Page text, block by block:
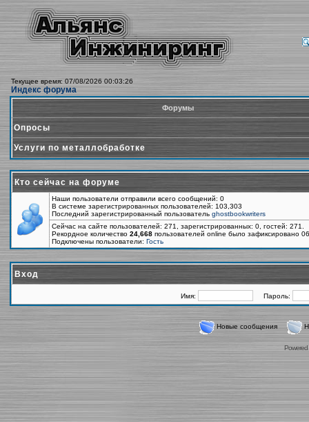
Текущее время: 07/08/2026 00:03:26
Индекс форума
Форумы
Опросы
Услуги по металлобработке
Кто сейчас на форуме
Наши пользователи отправили всего сообщений: 0
В системе зарегистрированных пользователей: 103,303
Последний зарегистрированный пользователь ghostbookwriters
Сейчас на сайте пользователей: 271, зарегистрированных: 0, гостей:
Рекордное количество 24,668 пользователей online было зафиксировано
Подключены пользователи: Гость
Вход
Имя: Пароль:
Новые сообщения